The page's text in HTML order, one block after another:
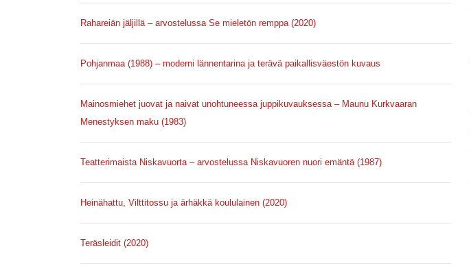
Rahareiän jäljillä – arvostelussa Se mieletön remppa (2020)
Pohjanmaa (1988) – moderni lännentarina ja terävä paikallisväestön kuvaus
Mainosmiehet juovat ja naivat unohtuneessa juppikuvauksessa – Maunu Kurkvaaran
Menestyksen maku (1983)
Teatterimaista Niskavuorta – arvostelussa Niskavuoren nuori emäntä (1987)
Heinähattu, Vilttitossu ja ärhäkkä koululainen (2020)
Teräsleidit (2020)